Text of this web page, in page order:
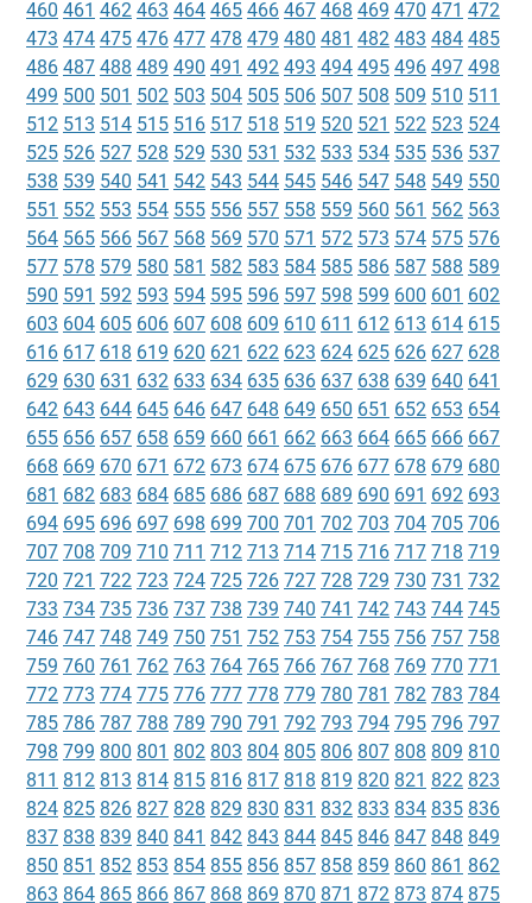
460 461 462 463 464 465 466 467 468 469 470 471 472
473 474 475 476 477 478 479 480 481 482 483 484 485
486 487 488 489 490 491 492 493 494 495 496 497 498
499 500 501 502 503 504 505 506 507 508 509 510 511
512 513 514 515 516 517 518 519 520 521 522 523 524
525 526 527 528 529 530 531 532 533 534 535 536 537
538 539 540 541 542 543 544 545 546 547 548 549 550
551 552 553 554 555 556 557 558 559 560 561 562 563
564 565 566 567 568 569 570 571 572 573 574 575 576
577 578 579 580 581 582 583 584 585 586 587 588 589
590 591 592 593 594 595 596 597 598 599 600 601 602
603 604 605 606 607 608 609 610 611 612 613 614 615
616 617 618 619 620 621 622 623 624 625 626 627 628
629 630 631 632 633 634 635 636 637 638 639 640 641
642 643 644 645 646 647 648 649 650 651 652 653 654
655 656 657 658 659 660 661 662 663 664 665 666 667
668 669 670 671 672 673 674 675 676 677 678 679 680
681 682 683 684 685 686 687 688 689 690 691 692 693
694 695 696 697 698 699 700 701 702 703 704 705 706
707 708 709 710 711 712 713 714 715 716 717 718 719
720 721 722 723 724 725 726 727 728 729 730 731 732
733 734 735 736 737 738 739 740 741 742 743 744 745
746 747 748 749 750 751 752 753 754 755 756 757 758
759 760 761 762 763 764 765 766 767 768 769 770 771
772 773 774 775 776 777 778 779 780 781 782 783 784
785 786 787 788 789 790 791 792 793 794 795 796 797
798 799 800 801 802 803 804 805 806 807 808 809 810
811 812 813 814 815 816 817 818 819 820 821 822 823
824 825 826 827 828 829 830 831 832 833 834 835 836
837 838 839 840 841 842 843 844 845 846 847 848 849
850 851 852 853 854 855 856 857 858 859 860 861 862
863 864 865 866 867 868 869 870 871 872 873 874 875